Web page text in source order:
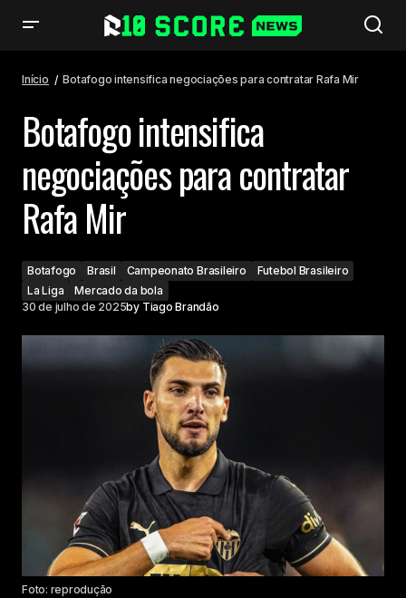
Início Botafogo intensifica negociações para contratar Rafa Mir
Botafogo intensifica
negociações para contratar
Rafa Mir
Botafogo Brasil Campeonato Brasileiro
Futebol Brasileiro
La Liga
Mercado da bola
30 de julho de 2025by Tiago Brandão
Foto: reprodução